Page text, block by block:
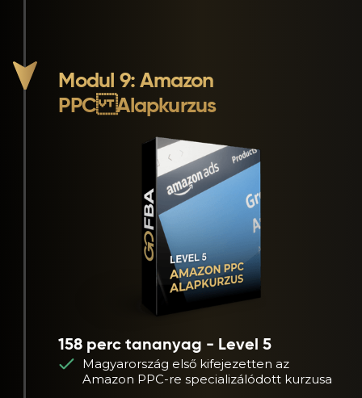
Modul 9: Amazon
PPC Alapkurzus
158 perc tananyag - Level 5
Magyarország első kifejezetten az
Amazon PPC-re specializálódott kurzusa